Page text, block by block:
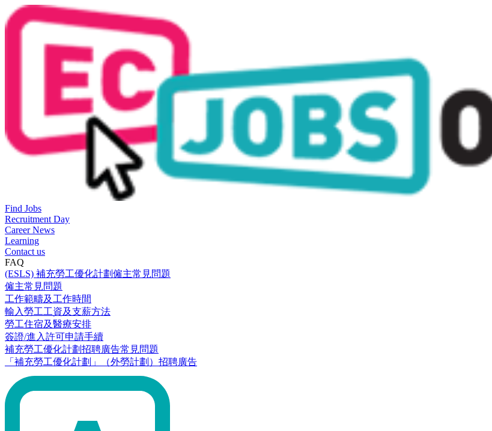
Find Jobs
Recruitment Day
Career News
Learning
Contact us
FAQ
(ESLS) 補充勞工優化計劃僱主常見問題
僱主常見問題
工作範疇及工作時間
輸入勞工工資及支薪方法
勞工住宿及醫療安排
簽證/進入許可申請手續
補充勞工優化計劃招聘廣告常見問題
「補充勞工優化計劃」（外勞計劃）招聘廣告